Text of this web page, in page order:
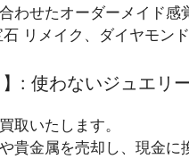
わせたオーダーメイド感
リメイク、ダイヤモン
: 使わないジュエリ
取いたします。
貴金属を売却し、現金に